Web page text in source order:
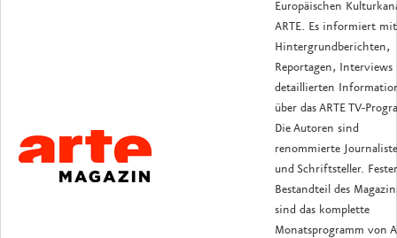
Europäischen
ARTE. Es informiert mit
Hintergrundberichten,
Reportagen, Interviews
detaillierten
über das ARTE TV-
Die Autoren sind
renommierte
und Schriftsteller. Fester
Bestandteil des
sind das komplette
Monatsprogramm von